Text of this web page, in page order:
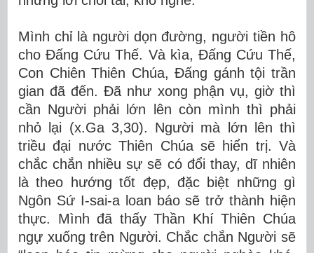
Mình chỉ là người dọn đường, người tiền hô
cho Đấng Cứu Thế. Và kìa, Đấng Cứu Thế,
Con Chiên Thiên Chúa, Đấng gánh tội trần
gian đã đến. Đã như xong phận vụ, giờ thì
cần Người phải lớn lên còn mình thì phải
nhỏ lại (x.Ga 3,30). Người mà lớn lên thì
triều đại nước Thiên Chúa sẽ hiển trị. Và
chắc chắn nhiều sự sẽ có đổi thay, dĩ nhiên
là theo hướng tốt đẹp, đặc biệt những gì
Ngôn Sứ I-sai-a loan báo sẽ trở thành hiện
thực. Mình đã thấy Thần Khí Thiên Chúa
ngự xuống trên Người. Chắc chắn Người sẽ